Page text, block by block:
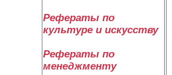
Рефераты по
культуре и искусству
Рефераты по
менеджменту